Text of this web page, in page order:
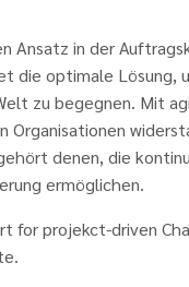
Ansatz in der
die optimale Lösung,
zu begegnen. Mit
Organisationen
denen, die
ermöglichen.
for projekct-driven